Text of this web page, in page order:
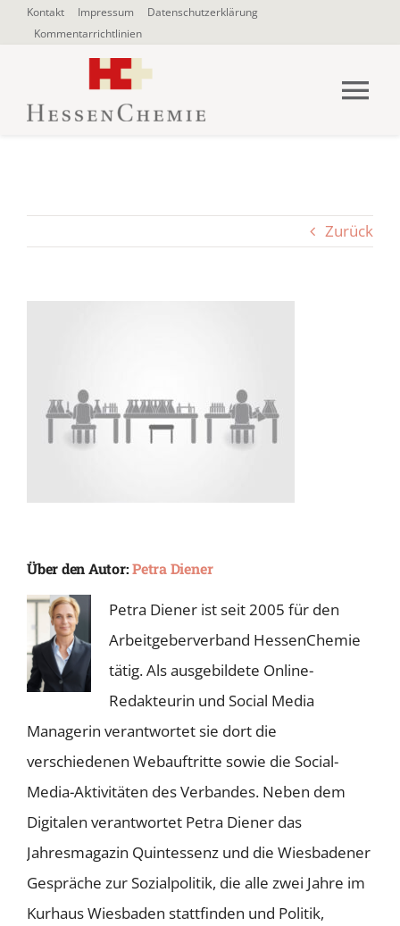
Zum
Inhalt
Kontakt Impressum
Datenschutzerklärung
Kommentarrichtlinien
Über uns
Zurück
Über den Autor:Petra Diener
Petra Diener ist seit 2005 für den
Arbeitgeberverband HessenChemie
tätig. Als ausgebildete Online-
Redakteurin und Social Media
Managerin verantwortet sie dort die
verschiedenen Webauftritte sowie die Social-
Media-Aktivitäten des Verbandes. Neben dem
Digitalen verantwortet Petra Diener das
Jahresmagazin Quintessenz und die Wiesbadener
Gespräche zur Sozialpolitik, die alle zwei Jahre im
Kurhaus Wiesbaden stattfinden und Politik,